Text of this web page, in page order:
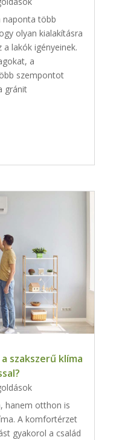
naponta több
olyan kialakításra
lakók igényeinek.
a
szempontot
gránit
szakszerű klíma
hanem otthon is
A komfortérzet
gyakorol a család